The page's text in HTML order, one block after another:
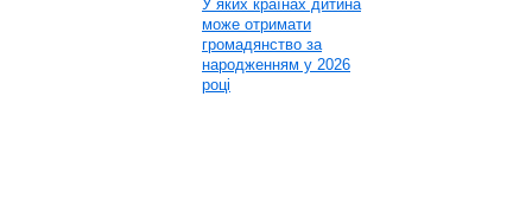
У яких країнах дитина
може отримати
громадянство за
народженням у 2026
році